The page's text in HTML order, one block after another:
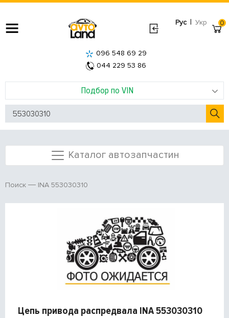
Рус | Укр
Подбор по VIN
096 548 69 29
044 229 53 86
0
Каталог автозапчастин
Поиск INA 553030310
Цепь привода распредвала INA 553030310